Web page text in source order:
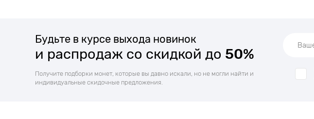
Будьте в курсе выхода новинок
и распродаж со скидкой до 50%
Получите подборки монет, которые вы давно искали, но не могли найти и
индивидуальные скидочные предложения.